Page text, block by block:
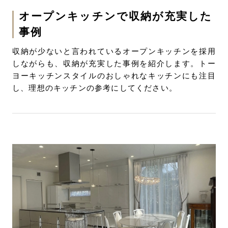
オープンキッチンで収納が充実した
事例
収納が少ないと言われているオープンキッチンを採用
しながらも、収納が充実した事例を紹介します。トー
ヨーキッチンスタイルのおしゃれなキッチンにも注目
し、理想のキッチンの参考にしてください。